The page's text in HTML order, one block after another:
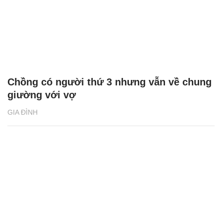
GIA ĐÌNH
Chồng có người thứ 3 nhưng vẫn về chung
giường với vợ